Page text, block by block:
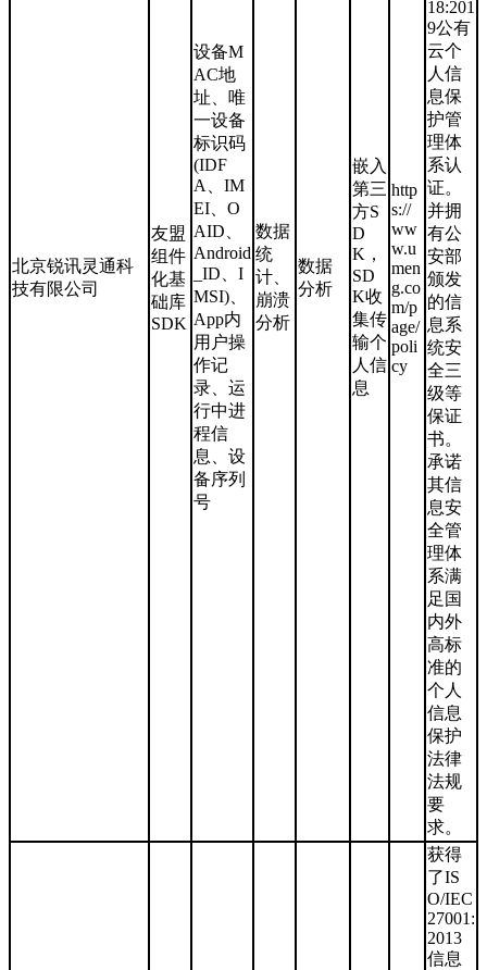
北京锐讯灵通科
技有限公司
友盟
组件
化基
础库
SDK
设备M
AC地
址、唯
一设备
标识码
(IDF
A、IM
EI、O
AID、
Android
_ID、I
MSI)、
App内
用户操
作记
录、运
行中进
程信
息、设
备序列
号
数据
统
计、
崩溃
分析
数据
分析
嵌入
第三
方S
D
K，
SD
K收
集传
输个
人信
息
http
s://
ww
w.u
men
g.co
m/p
age/
poli
cy
18:201
9公有
云个
人信
息保
护管
理体
系认
证。
并拥
有公
安部
颁发
的信
息系
统安
全三
级等
保证
书。
承诺
其信
息安
全管
理体
系满
足国
内外
高标
准的
个人
信息
保护
法律
法规
要
求。
获得
了IS
O/IEC
27001:
2013
信息